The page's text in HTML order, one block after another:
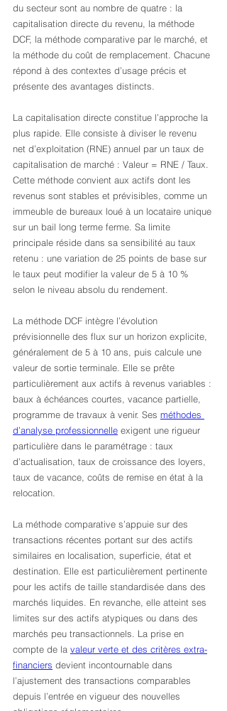
du secteur sont au nombre de quatre : la
capitalisation directe du revenu, la méthode
DCF, la méthode comparative par le marché, et
la méthode du coût de remplacement. Chacune
répond à des contextes d’usage précis et
présente des avantages distincts.
La capitalisation directe constitue l’approche la
plus rapide. Elle consiste à diviser le revenu
net d’exploitation (RNE) annuel par un taux de
capitalisation de marché : Valeur = RNE / Taux.
Cette méthode convient aux actifs dont les
revenus sont stables et prévisibles, comme un
immeuble de bureaux loué à un locataire unique
sur un bail long terme ferme. Sa limite
principale réside dans sa sensibilité au taux
retenu : une variation de 25 points de base sur
le taux peut modifier la valeur de 5 à 10 %
selon le niveau absolu du rendement.
La méthode DCF intègre l’évolution
prévisionnelle des flux sur un horizon explicite,
généralement de 5 à 10 ans, puis calcule une
valeur de sortie terminale. Elle se prête
particulièrement aux actifs à revenus variables :
baux à échéances courtes, vacance partielle,
programme de travaux à venir. Ses méthodes
d’analyse professionnelle exigent une rigueur
particulière dans le paramétrage : taux
d’actualisation, taux de croissance des loyers,
taux de vacance, coûts de remise en état à la
relocation.
La méthode comparative s’appuie sur des
transactions récentes portant sur des actifs
similaires en localisation, superficie, état et
destination. Elle est particulièrement pertinente
pour les actifs de taille standardisée dans des
marchés liquides. En revanche, elle atteint ses
limites sur des actifs atypiques ou dans des
marchés peu transactionnels. La prise en
compte de la valeur verte et des critères extra-
financiers devient incontournable dans
l’ajustement des transactions comparables
depuis l’entrée en vigueur des nouvelles